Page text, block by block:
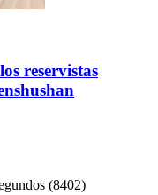
reservistas
(8402)